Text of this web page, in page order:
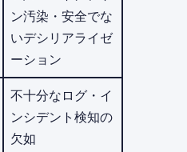
ン汚染・安全でな
いデシリアライゼ
ーション
不十分なログ・イ
ンシデント検知の
欠如